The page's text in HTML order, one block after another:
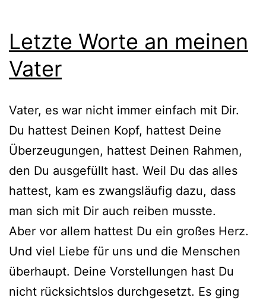
Letzte Worte an meinen
Vater
Vater, es war nicht immer einfach mit Dir.
Du hattest Deinen Kopf, hattest Deine
Überzeugungen, hattest Deinen Rahmen,
den Du ausgefüllt hast. Weil Du das alles
hattest, kam es zwangsläufig dazu, dass
man sich mit Dir auch reiben musste.
Aber vor allem hattest Du ein großes Herz.
Und viel Liebe für uns und die Menschen
überhaupt. Deine Vorstellungen hast Du
nicht rücksichtslos durchgesetzt. Es ging